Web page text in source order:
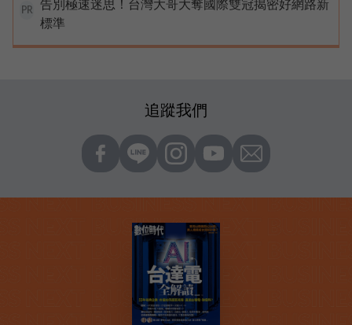
PR
告別極速迷思！台灣大哥大奪國際雙冠揭密好網路新
標準
追蹤我們